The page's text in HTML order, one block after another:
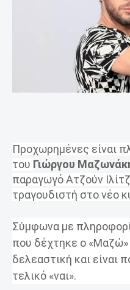
Προχωρημένες είναι
του Γιώργου
παραγωγό Ατζούν
τραγουδιστή στο νέο
Σύμφωνα με
που δέχτηκε ο «Μαζώ»
δελεαστική και είναι
τελικό «ναι».